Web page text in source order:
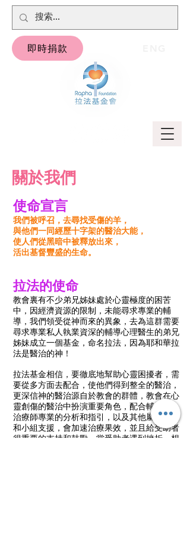
即時捐款
關於我們
使命宣言
我們被呼召，去尋找受傷的羊，
與他們一同經歷十字架的醫治大能，
使人們從黑暗中被釋放出來，
活出基督豐盛的生命。
拉法的使命
教會裏有不少弟兄姊妹處於心靈極度的困苦
中，因經濟資源的限制，未能尋求專業的輔
導，我們領受從神而來的異象，去為這群需要
尋求專業私人執業資深的輔導心理醫生的弟兄
姊妹成立一個基金，命名拉法，因為耶和華拉
法是醫治的神！
拉法基金相信，要徹底地幫助心靈困擾者，需
要從多方面去配合，使他們得到整全的醫治，
更深信神的醫治源自於教會的群體，教會在心
靈創傷的醫治中扮演重要角色，配合輔導員/
治療師專業的分析和指引，以及其他屬靈操練
和小組支援，會加速治療果效，並且給受助者
很重要的支持和鼓勵。當受助者遇到挫折、想